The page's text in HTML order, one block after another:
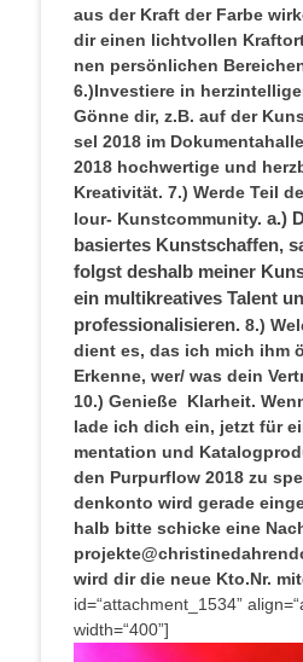
aus der Kraft der Far­be
dir einen licht­vol­len
nen per­sön­li­chen
6.)Investiere in
Gön­ne dir, z.B. auf der
sel 2018 im
2018 hoch­wer­ti­ge und
Kreativität. 7.) Wer­de Teil
lour- Kunst­com­mu­ni­ty. a.)
ba­sier­tes Kunst­schaf­fen,
folgst des­halb mei­ner
ein mul­ti­krea­ti­ves Talent
professionalisieren. 8.)
dient es, das ich mich ihm
Erken­ne, wer/ was dein
10.) Genie­ße Klarheit.
lade ich dich ein, jetzt für
men­ta­ti­on und
den Pur­pur­flow 2018 zu
den­kon­to wird gera­de
halb bit­te schi­cke eine
wird dir die neue Kto.Nr.
id=“attachment_1534”
width=“400”]